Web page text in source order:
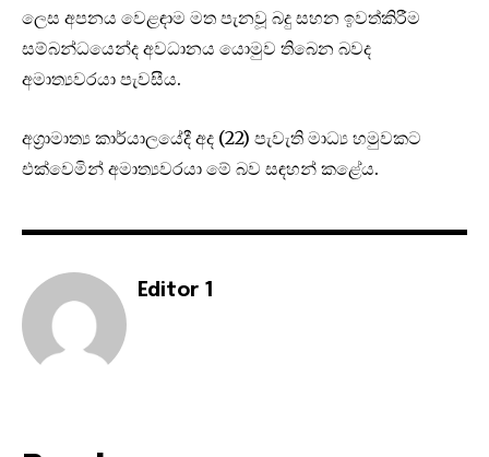
ලෙස අපනය වෙළඳාම මත පැනවූ බදු සහන ඉවත්කිරීම
සම්බන්ධයෙන්ද අවධානය යොමුව තිබෙන බවද
අමාත්‍යවරයා පැවසීය.
අග්‍රාමාත්‍ය කාර්යාලයේදී අද (22) පැවැති මාධ්‍ය හමුවකට
එක්වෙමින් අමාත්‍යවරයා මේ බව සඳහන් කළේය.
Editor 1